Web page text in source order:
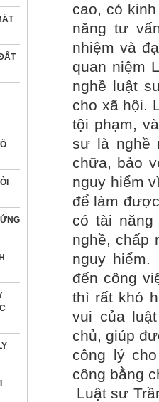
cao, có
năng tư
nhiệm và
quan niệm
nghề luật
cho xã hội.
tội phạm,
sư là nghề
chữa, bảo
nguy hiểm
để làm
có tài năng
nghề, chấp
nguy
đến công
thì rất khó
vui của
chủ, giúp
công lý
công bằng
Luật sư